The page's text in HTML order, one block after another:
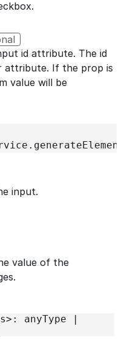
id attribute. The id
attribute. If the prop is
value will be
input.
value of the
anyType |